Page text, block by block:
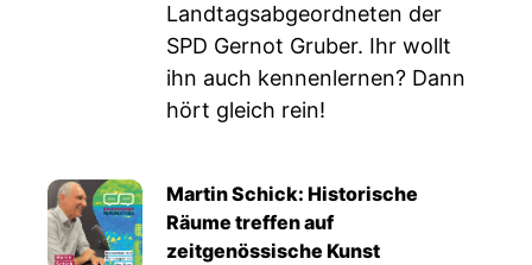
Landtagsabgeordneten der
SPD Gernot Gruber. Ihr wollt
ihn auch kennenlernen? Dann
hört gleich rein!
Martin Schick: Historische
Räume treffen auf
zeitgenössische Kunst